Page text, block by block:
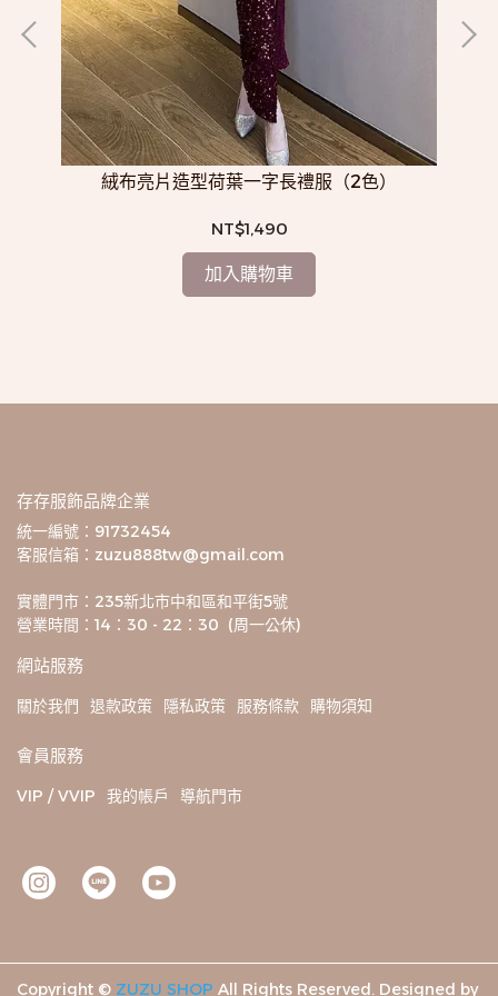
絨布亮片造型荷葉一字長禮服（2色）
NT$1,490
加入購物車
存存服飾品牌企業
統一編號：91732454
客服信箱：zuzu888tw@gmail.com
實體門市：235新北市中和區和平街5號
營業時間：14：30 - 22：30  (周一公休)
網站服務
關於我們 退款政策 隱私政策 服務條款 購物須知
會員服務
VIP / VVIP 我的帳戶 導航門市
Copyright © ZUZU SHOP All Rights Reserved. Designed by